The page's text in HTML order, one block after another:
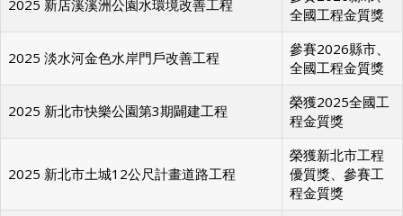
2025 新店溪溪洲公園水環境改善工程
全國工程金質獎
2025 淡水河金色水岸門戶改善工程
參賽2026縣市、
全國工程金質獎
2025 新北市快樂公園第3期闢建工程
榮獲2025全國工
程金質獎
2025 新北市土城12公尺計畫道路工程
榮獲新北市工程
優質獎、參賽工
程金質獎